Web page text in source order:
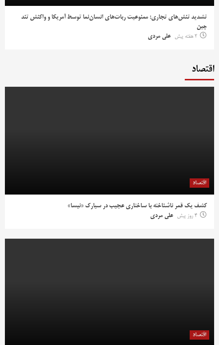
تشدید تنش‌های تجاری: ممنوعیت ربات‌های انسان‌نما توسط آمریکا و واکنش تند
چین
2 هفته پیش
علی مردی
اقتصاد
اقتصاد
کشف یک قمر ناشناخته با ساختاری عجیب در سیارک «نیسا»
4 روز پیش
علی مردی
اقتصاد